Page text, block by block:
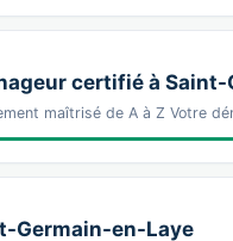
certifié à
maîtrisé de A à Z Votre
Germain-en-Laye